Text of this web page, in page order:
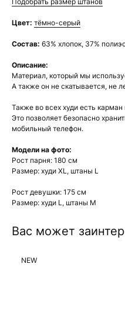
Цвет: тёмно-серый
Состав: 63% хлопок, 37%
Описание:
Материал, который мы
А также он не скатывается, не
Также во всех худи есть
Это позволяет безопасно
мобильный телефон.
Модели на фото:
Рост парня: 180 см
Размер: худи XL, штаны L
Рост девушки: 175 см
Размер: худи L, штаны М
Вас может
NEW